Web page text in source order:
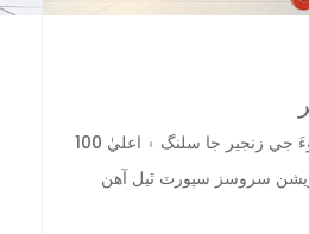
100 کان وڌيڪ معياري پراڊڪٽس شامل آهن جن ۾ ٽينشنرز، ڌاتوءَ جي زنجير جا سلنگ ۽ اعليٰ